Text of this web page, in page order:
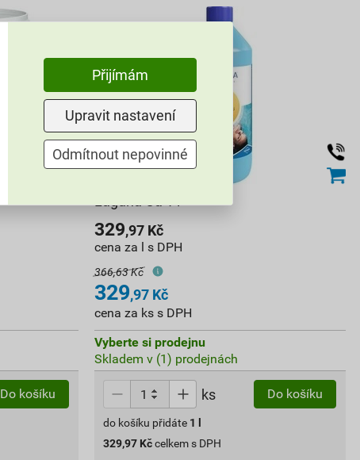
Do košíku
329,97Kč
cena za l s DPH
366,63 Kč
329,97Kč
cena za ks s DPH
Vyberte si prodejnu
Skladem v (1) prodejnách
ks Do košíku
do košíku přidáte 1
329,97 Kč celkem s DPH
Přijímám
Upravit nastavení
Odmítnout nepovinné